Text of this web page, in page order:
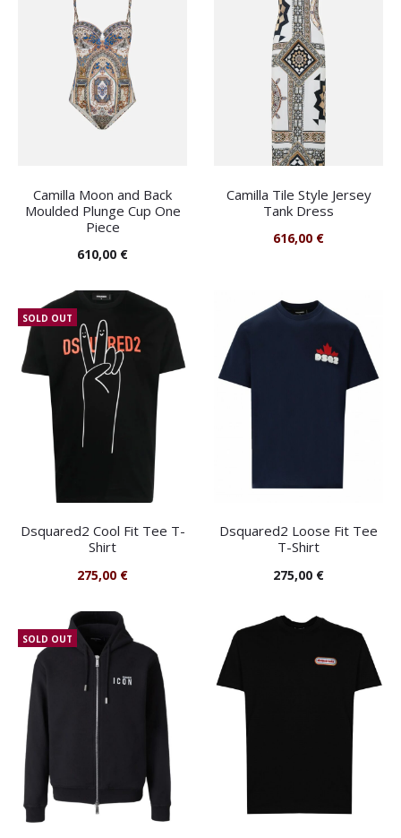
Camilla Moon and Back
Moulded Plunge Cup One
Piece
610,00 €
Camilla Tile Style Jersey
Tank Dress
616,00 €
SOLD OUT
Dsquared2 Cool Fit Tee T-
Shirt
275,00 €
Dsquared2 Loose Fit Tee
T-Shirt
275,00 €
SOLD OUT